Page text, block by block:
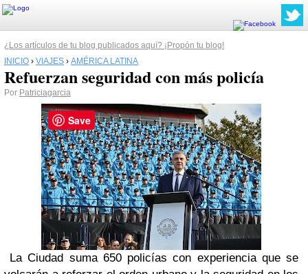
¿Los artículos de tu blog publicados aquí? ¡Propón tu blog!
INICIO › VIAJES › AMÉRICA LATINA
Refuerzan seguridad con más policía
Por Patriciagarcia
La Ciudad suma 650 policías con experiencia que se
Save